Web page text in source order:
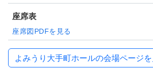
座席表
座席図PDFを見る
よみうり大手町ホールの会場ページ